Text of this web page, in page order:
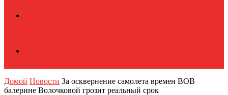
Домой Новости За осквернение самолета времен ВОВ
балерине Волочковой грозит реальный срок